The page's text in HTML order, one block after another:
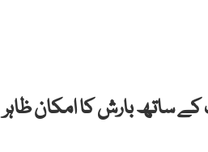
بارش کا امکان ظاہر